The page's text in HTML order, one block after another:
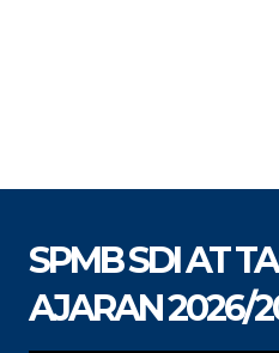
SPMB SDI AT
AJARAN 2026/